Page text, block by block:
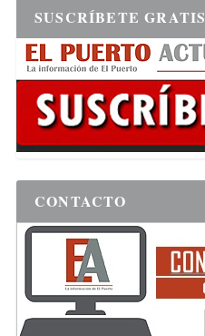
SUSCRÍBETE GRATIS
CONTACTO